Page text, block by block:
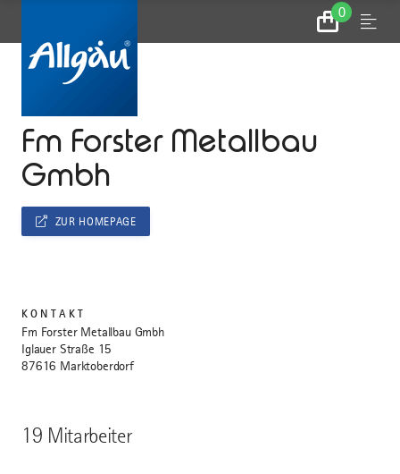
0
Zum
Warenkorb
Menu
Fm Forster Metallbau
Gmbh
19 Mitarbeiter
ZUR HOMEPAGE
KONTAKT
Fm Forster Metallbau Gmbh
Iglauer Straße 15
87616 Marktoberdorf